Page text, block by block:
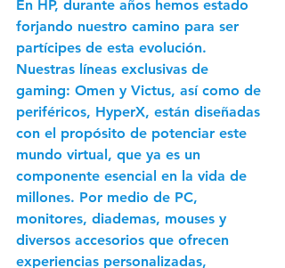
En HP, durante años hemos estado
forjando nuestro camino para ser
partícipes de esta evolución.
Nuestras líneas exclusivas de
gaming: Omen y Victus, así como de
periféricos, HyperX, están diseñadas
con el propósito de potenciar este
mundo virtual, que ya es un
componente esencial en la vida de
millones. Por medio de PC,
monitores, diademas, mouses y
diversos accesorios que ofrecen
experiencias personalizadas,